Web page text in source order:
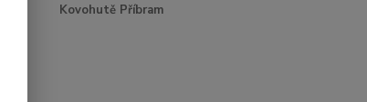
Kovohutě Příbram